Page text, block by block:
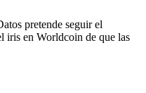
pretende seguir el
iris en Worldcoin de que las